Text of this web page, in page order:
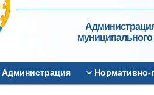
муниципального
Администрация